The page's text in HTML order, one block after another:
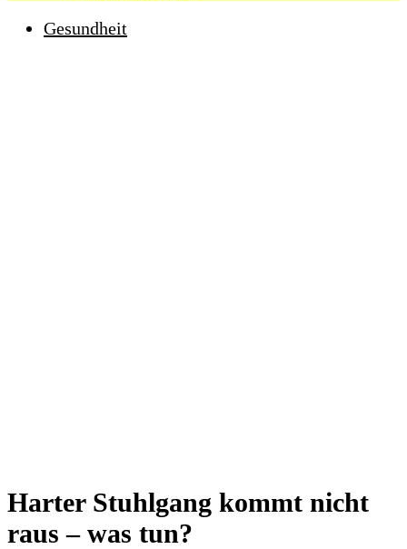
Gesundheit
Harter Stuhlgang kommt nicht
raus – was tun?